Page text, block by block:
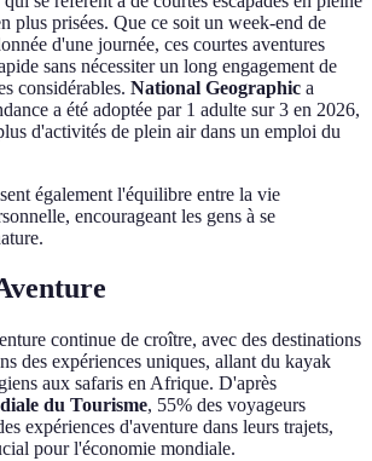
plus prisées. Que ce soit un week-end de
d'une journée, ces courtes aventures
sans nécessiter un long engagement de
considérables. National Geographic a
a été adoptée par 1 adulte sur 3 en 2026,
d'activités de plein air dans un emploi du
également l'équilibre entre la vie
encourageant les gens à se
continue de croître, avec des destinations
des expériences uniques, allant du kayak
aux safaris en Afrique. D'après
du Tourisme, 55% des voyageurs
expériences d'aventure dans leurs trajets,
pour l'économie mondiale.